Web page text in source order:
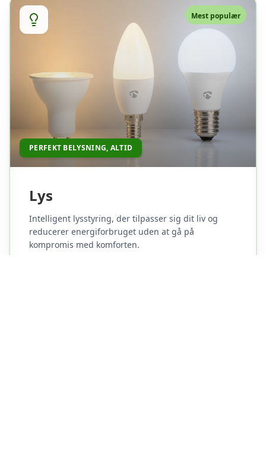
PERFEKT BELYSNING, ALTID
Mest populær
Lys
Intelligent lysstyring, der tilpasser sig dit liv og
reducerer energiforbruget uden at gå på
kompromis med komforten.